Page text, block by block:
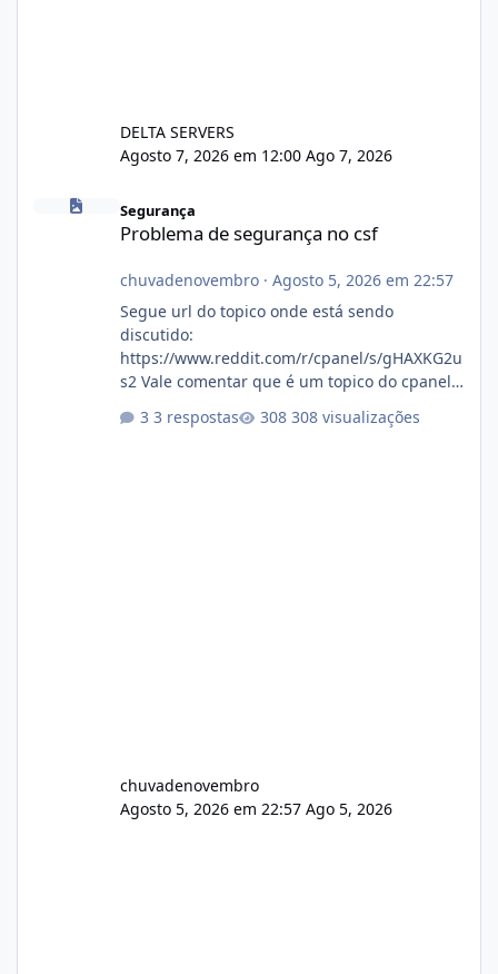
DELTA SERVERS
Agosto 7, 2026 em 12:00 Ago 7, 2026
Problema de segurança no csf
Segurança
Problema de segurança no csf
chuvadenovembro· Agosto 5, 2026 em 22:57
Segue url do topico onde está sendo
discutido:
https://www.reddit.com/r/cpanel/s/gHAXKG2u
s2 Vale comentar que é um topico do cpanel...
3 respostas 308 visualizações
chuvadenovembro
Agosto 5, 2026 em 22:57 Ago 5, 2026